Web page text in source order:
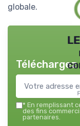
globale.
* En remplissant
des fins
partenaires.